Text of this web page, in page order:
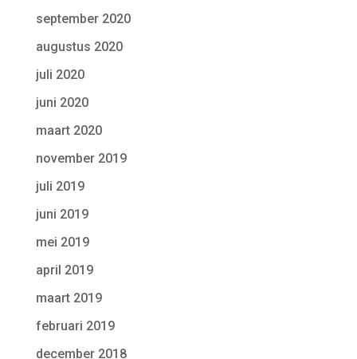
september 2020
augustus 2020
juli 2020
juni 2020
maart 2020
november 2019
juli 2019
juni 2019
mei 2019
april 2019
maart 2019
februari 2019
december 2018